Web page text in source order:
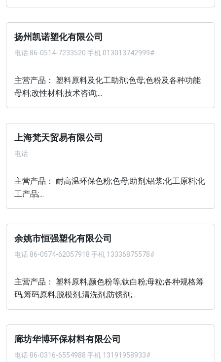
扬州凯诺塑化有限公司
电话 86-0514-7233520 手机 013013742999#
主营产品： 塑料原料及化工助剂;色母;色粉及各种功能
母料;改性材料;技术咨询;...
上海梵天贸易有限公司
电话
主营产品： 耐高温环保色粉;色母;助剂;铝浆;化工原料;化
工产品;...
余姚市恒强塑化有限公司
电话 86-0574-62057918 手机 13336875578#
主营产品： 塑料原料;颜色粉等;钛白粉;母粒;各种规格筹
码;筹码原料;脱模剂;清洗剂;防锈剂;...
廊坊华博环保材料有限公司
电话 86-0316-6554988 手机 13191958933#